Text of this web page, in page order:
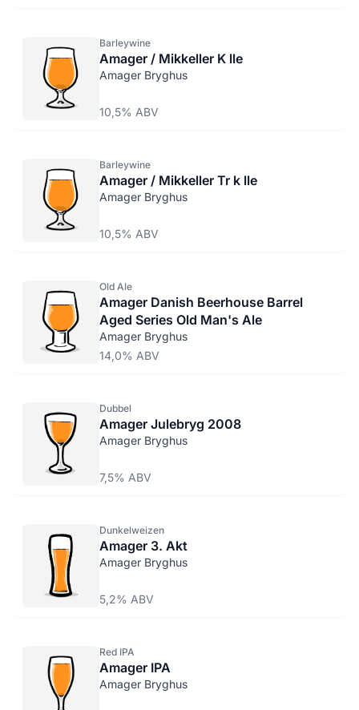
Barleywine
Amager / Mikkeller K lle
Amager Bryghus
10,5% ABV
Barleywine
Amager / Mikkeller Tr k lle
Amager Bryghus
10,5% ABV
Old Ale
Amager Danish Beerhouse Barrel
Aged Series Old Man's Ale
Amager Bryghus
14,0% ABV
Dubbel
Amager Julebryg 2008
Amager Bryghus
7,5% ABV
Dunkelweizen
Amager 3. Akt
Amager Bryghus
5,2% ABV
Red IPA
Amager IPA
Amager Bryghus